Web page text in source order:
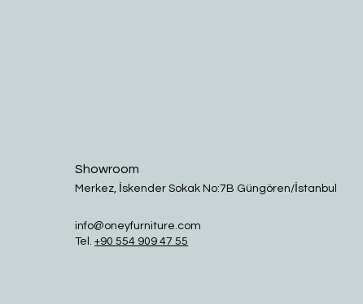
Showroom
Merkez, İskender Sokak No:7B Güngören/İstanbul
info@oneyfurniture.com
Tel.+90 554 909 47 55